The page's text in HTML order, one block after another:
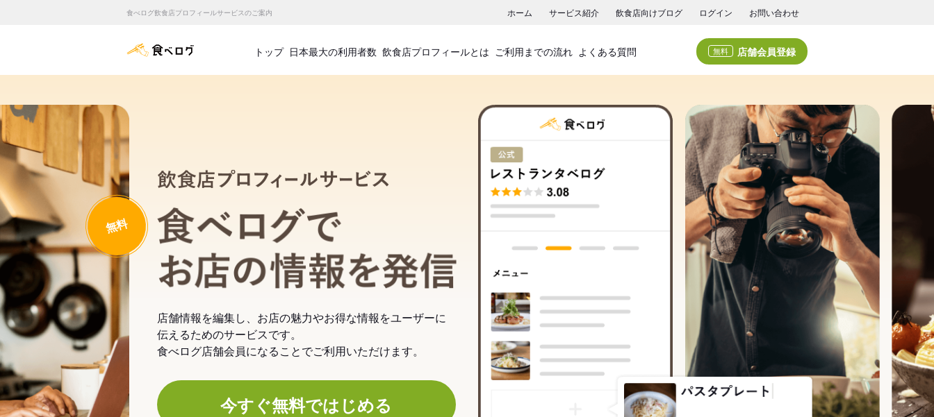
食べログ飲食店プロフィールサービスのご案内 ホーム サービス紹介 飲食店向けブログ ログイン お問い合わせ
食べログ店舗管理画面
トップ 日本最大の利用者数 飲食店プロフィールとは ご利用までの流れ よくある質問 無料 店舗会員登録
飲食店プロフィールサービス
食べログでお店の情報を発信
無料
店舗情報を編集し、お店の魅力やお得な情報をユーザーに
伝えるためのサービスです。
食べログ店舗会員になることでご利用いただけます。
今すぐ無料ではじめる